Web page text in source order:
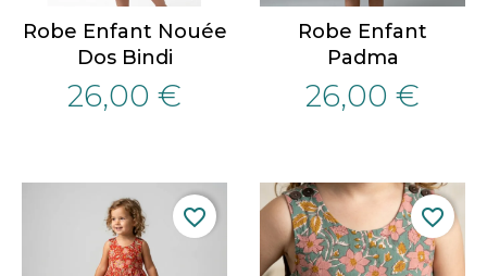
Robe Enfant Nouée
Dos Bindi
26,00 €
Robe Enfant
Padma
26,00 €
favorite_border favorite_border